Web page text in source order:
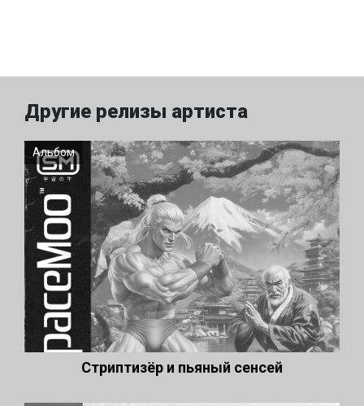
Другие релизы артиста
Альбом
Стриптизёр и пьяный сенсей